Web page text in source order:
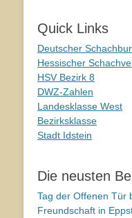
Quick Links
Deutscher
Hessischer
HSV Bezirk 8
DWZ-Zahlen
Landesklasse West
Bezirksklasse
Stadt Idstein
Die neusten
Tag der Offenen Tür
Freundschaft in